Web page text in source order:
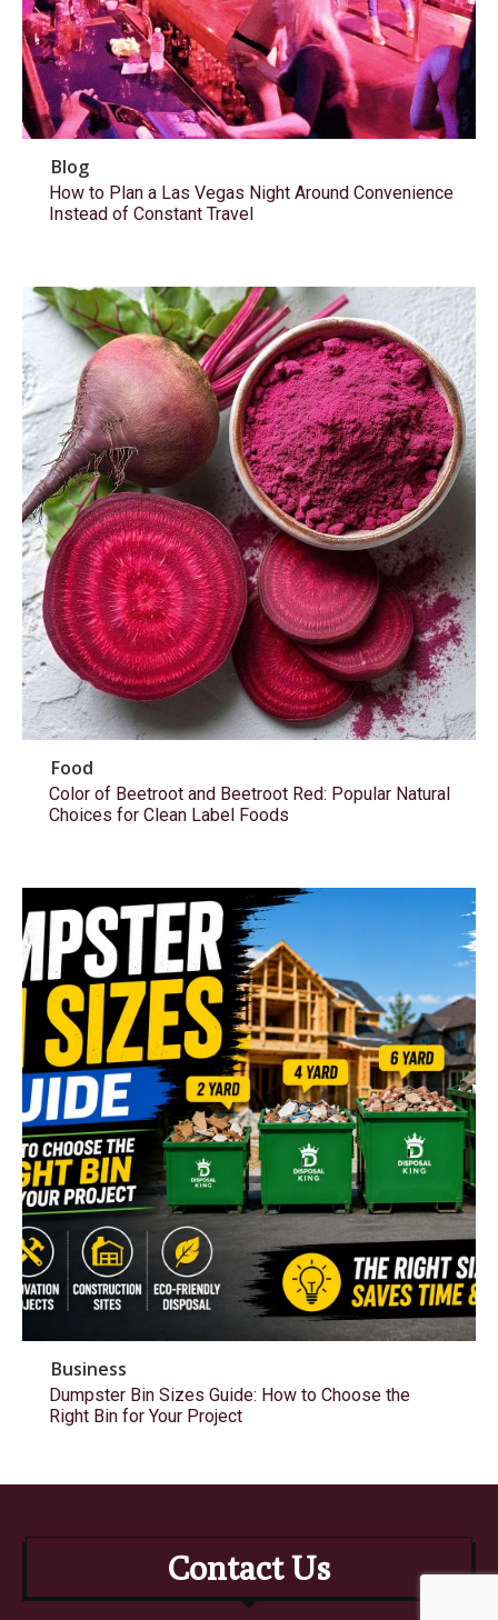
Blog
How to Plan a Las Vegas Night Around Convenience
Instead of Constant Travel
Food
Color of Beetroot and Beetroot Red: Popular Natural
Choices for Clean Label Foods
Business
Dumpster Bin Sizes Guide: How to Choose the
Right Bin for Your Project
Contact Us